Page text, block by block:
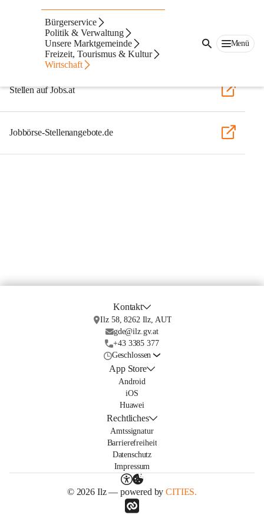
Bürgerservice
Politik & Verwaltung
Unsere Marktgemeinde
Freizeit, Tourismus & Kultur
Wirtschaft
Menü
Jobs
Stellen auf Karriere.at
Stellen auf Jobs.at
Jobbörse-Stellenangebote.de
Kontakt
Ilz 58, 8262 Ilz, AUT
gde@ilz.gv.at
+43 3385 377
Geschlossen
App Store
Android
iOS
Huawei
Rechtliches
Amtssignatur
Barrierefreiheit
Datenschutz
Impressum
© 2026 Ilz — powered byCITIES.